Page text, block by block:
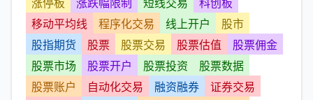
涨停板
涨跌幅限制 短线交易
科创板
移动平均线
程序化交易 线上开户
股市
股指期货
股票 股票交易 股票估值
股票佣金
股票市场
股票开户 股票投资
股票数据
股票账户
自动化交易 融资融券
证券交易